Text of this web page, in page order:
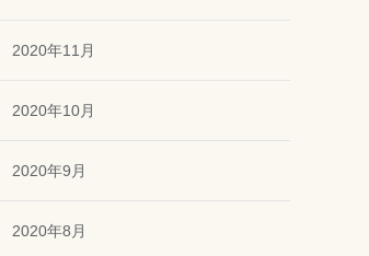
2020年11月
2020年10月
2020年9月
2020年8月